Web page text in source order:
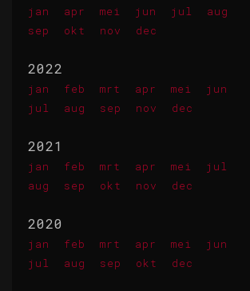
jan apr mei jun jul
aug
sep
okt nov dec
2022
jan feb mrt apr mei
jun
jul
aug sep nov dec
2021
jan feb mrt apr mei
jul
aug
sep okt nov dec
2020
jan feb mrt apr mei
jun
jul
aug sep okt dec